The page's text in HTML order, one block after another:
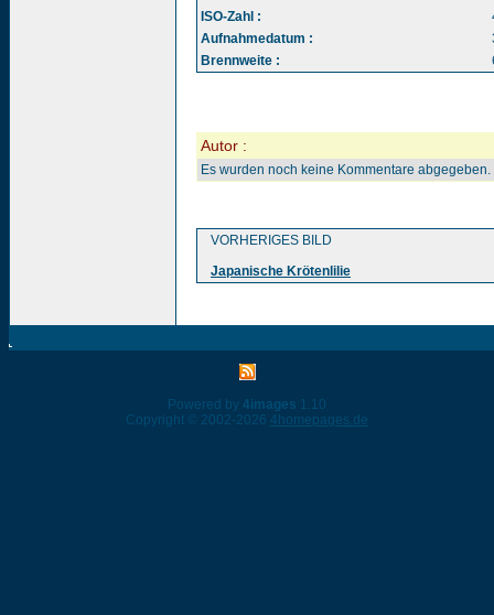
ISO-Zahl :
Aufnahmedatum :
Brennweite :
Autor :
Es wurden noch keine Kommentare abgegeben.
VORHERIGES BILD
Japanische Krötenlilie
Powered by 4images 1.10
Copyright © 2002-2026 4homepages.de